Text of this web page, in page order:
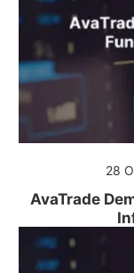
28
AvaTrade